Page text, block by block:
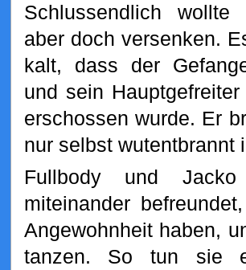
Schlussendlich
aber doch versenken.
kalt, dass der
und sein
erschossen wurde. Er
nur selbst wutentbrannt
Fullbody und
miteinander
Angewohnheit haben,
tanzen. So tun sie